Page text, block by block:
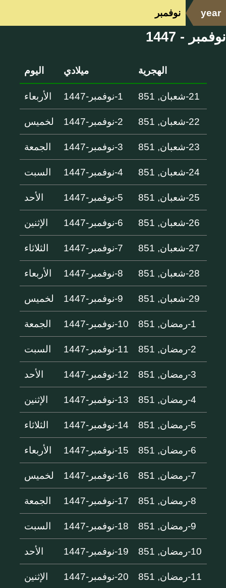
year نوفمبر
نوفمبر - 1447
الهجرية ميلادي اليوم
21-شعبان, 851 1-نوفمبر-1447 الأربعاء
22-شعبان, 851 2-نوفمبر-1447 لخميس
23-شعبان, 851 3-نوفمبر-1447 الجمعة
24-شعبان, 851 4-نوفمبر-1447 السبت
25-شعبان, 851 5-نوفمبر-1447 الأحد
26-شعبان, 851 6-نوفمبر-1447 الإثنين
27-شعبان, 851 7-نوفمبر-1447 الثلاثاء
28-شعبان, 851 8-نوفمبر-1447 الأربعاء
29-شعبان, 851 9-نوفمبر-1447 لخميس
1-رمضان, 851 10-نوفمبر-1447 الجمعة
2-رمضان, 851 11-نوفمبر-1447 السبت
3-رمضان, 851 12-نوفمبر-1447 الأحد
4-رمضان, 851 13-نوفمبر-1447 الإثنين
5-رمضان, 851 14-نوفمبر-1447 الثلاثاء
6-رمضان, 851 15-نوفمبر-1447 الأربعاء
7-رمضان, 851 16-نوفمبر-1447 لخميس
8-رمضان, 851 17-نوفمبر-1447 الجمعة
9-رمضان, 851 18-نوفمبر-1447 السبت
10-رمضان, 851 19-نوفمبر-1447 الأحد
11-رمضان, 851 20-نوفمبر-1447 الإثنين